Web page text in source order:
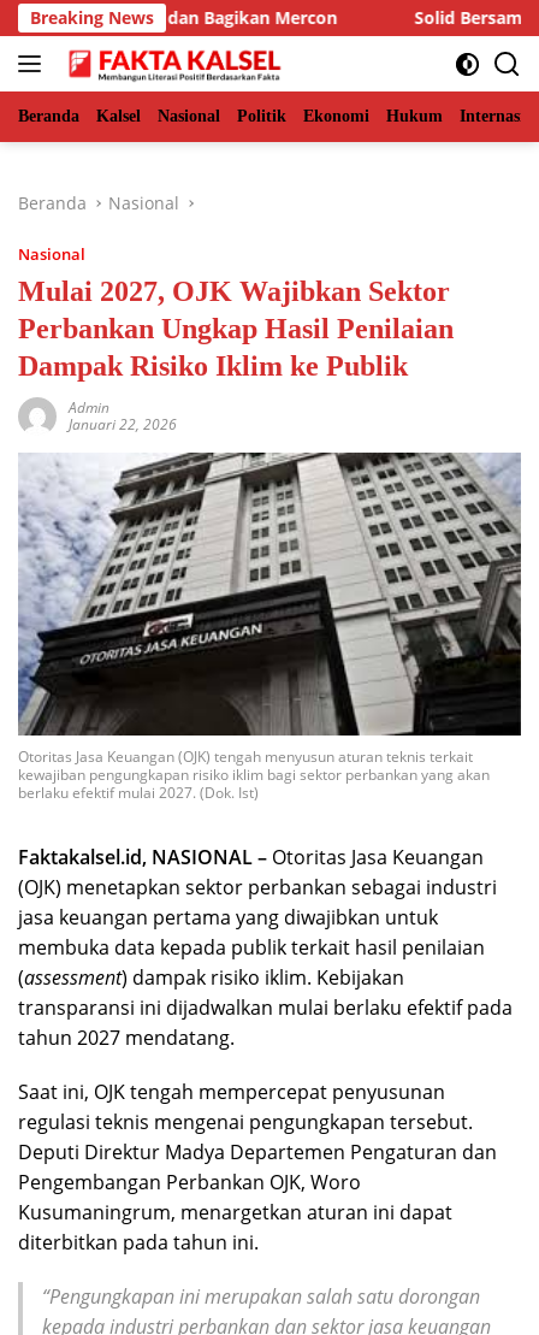
Langsung
ke
konten
Breaking News
Kamera dan Bagikan Mercon Solid Bersama Hiswana
Beranda Kalsel Nasional Politik Ekonomi Hukum
Beranda Nasional
Nasional
Mulai 2027, OJK Wajibkan Sektor
Perbankan Ungkap Hasil Penilaian
Dampak Risiko Iklim ke Publik
Admin
Januari 22, 2026
Otoritas Jasa Keuangan (OJK) tengah menyusun aturan teknis terkait
kewajiban pengungkapan risiko iklim bagi sektor perbankan yang akan
berlaku efektif mulai 2027. (Dok. Ist)
Faktakalsel.id, NASIONAL – Otoritas Jasa Keuangan
(OJK) menetapkan sektor perbankan sebagai industri
jasa keuangan pertama yang diwajibkan untuk
membuka data kepada publik terkait hasil penilaian
(assessment) dampak risiko iklim. Kebijakan
transparansi ini dijadwalkan mulai berlaku efektif pada
tahun 2027 mendatang.
Saat ini, OJK tengah mempercepat penyusunan
regulasi teknis mengenai pengungkapan tersebut.
Deputi Direktur Madya Departemen Pengaturan dan
Pengembangan Perbankan OJK, Woro
Kusumaningrum, menargetkan aturan ini dapat
diterbitkan pada tahun ini.
“Pengungkapan ini merupakan salah satu dorongan
kepada industri perbankan dan sektor jasa keuangan